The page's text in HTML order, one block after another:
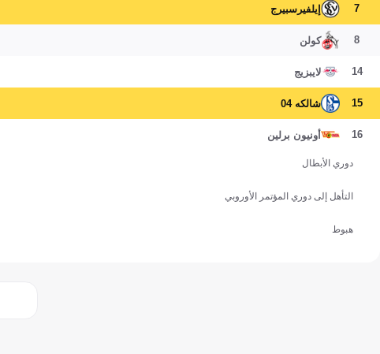
7 إيلفيرسبيرج
8 كولن
14 لايبزيج
15 شالكه 04
16 أونيون برلين
دوري الأبطال
التأهل إلى دوري المؤتمر الأوروبي
هبوط